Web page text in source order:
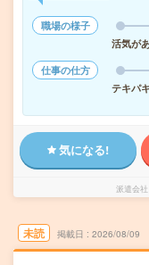
職場の様子
活気が
仕事の仕方
テキパキ
気になる!
派遣会社
未読 掲載日 2026/08/09